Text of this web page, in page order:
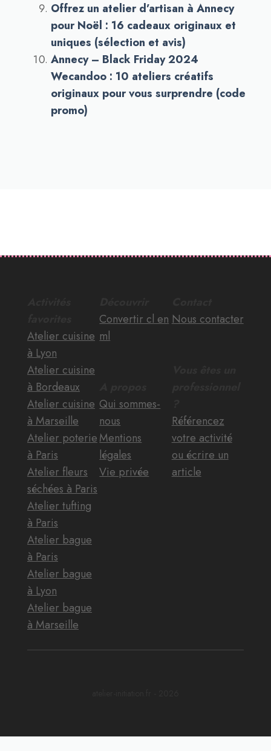
Offrez un atelier d’artisan à Annecy
pour Noël : 16 cadeaux originaux et
uniques (sélection et avis)
Annecy – Black Friday 2024
Wecandoo : 10 ateliers créatifs
originaux pour vous surprendre (code
promo)
Atelier cuisine
à Lyon
Atelier cuisine
à Bordeaux
Atelier cuisine
à Marseille
Atelier poterie
à Paris
Atelier fleurs
séchées à Paris
Atelier tufting
à Paris
Atelier bague
à Paris
Atelier bague
à Lyon
Atelier bague
à Marseille
Convertir cl en
ml
Qui sommes-
nous
Mentions
légales
Vie privée
Nous contacter
Référencez
votre activité
ou écrire un
article